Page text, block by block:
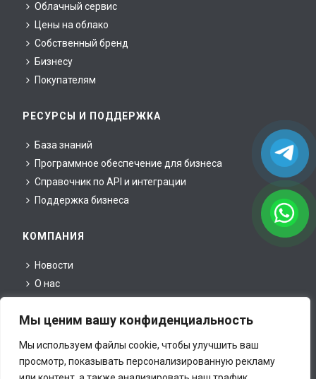
Мы ценим вашу конфиденциальность
Мы используем файлы cookie, чтобы улучшить ваш
просмотр, показывать персонализированную рекламу
Облачный сервис
Цены на облако
Собственный бренд
Бизнесу
Покупателям
РЕСУРСЫ И ПОДДЕРЖКА
База знаний
Программное обеспечение для бизнеса
Справочник по API и интеграции
Поддержка бизнеса
КОМПАНИЯ
Новости
О нас
Для прессы
Юридическая информация
Контакты